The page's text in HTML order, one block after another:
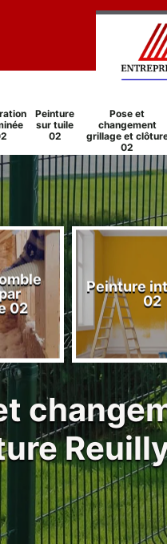
Peinture
sur tuile
02
Pose et
changement
grillage et
02
02
Peinture
02